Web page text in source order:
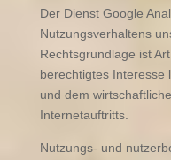
Der Dienst Google
Nutzungsverhaltens
Rechtsgrundlage ist
berechtigtes Interesse
und dem
Internetauftritts.
Nutzungs- und